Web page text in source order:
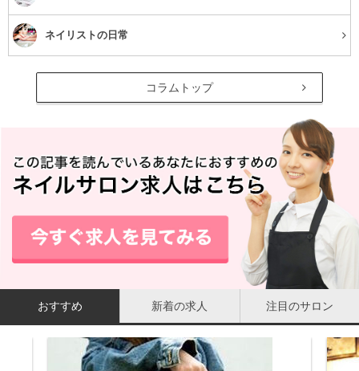
ネイリストの日常
コラムトップ
おすすめ 新着の求人 注目のサロン